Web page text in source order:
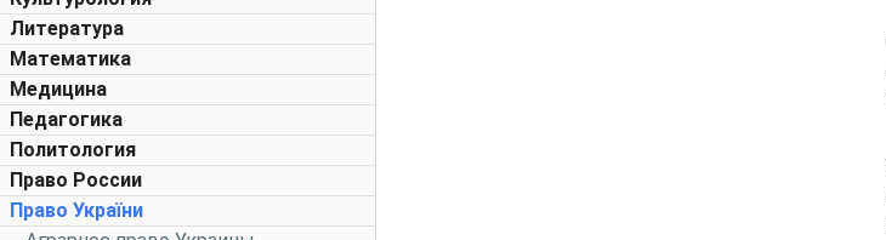
Литература
Математика
Медицина
Педагогика
Политология
Право России
Право України